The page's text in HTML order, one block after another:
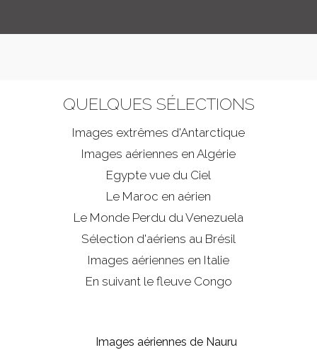
QUELQUES SÉLECTIONS
Images extrêmes d'Antarctique
Images aériennes en Algérie
Egypte vue du Ciel
Le Maroc en aérien
Le Monde Perdu du Venezuela
Sélection d'aériens au Brésil
Images aériennes en Italie
En suivant le fleuve Congo
Images aériennes de Nauru